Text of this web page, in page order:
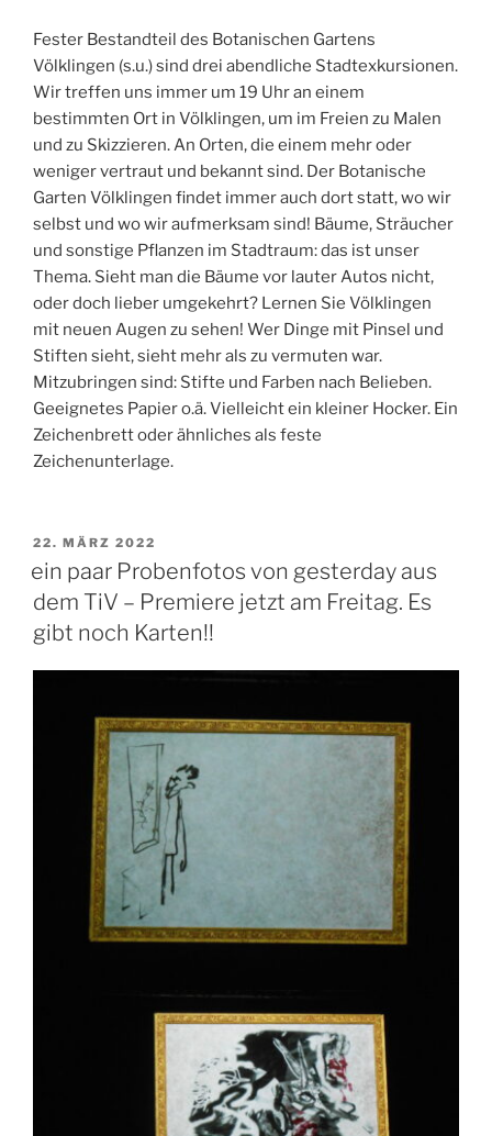
Fester Bestandteil des Botanischen Gartens
Völklingen (s.u.) sind drei abendliche Stadtexkursionen.
Wir treffen uns immer um 19 Uhr an einem
bestimmten Ort in Völklingen, um im Freien zu Malen
und zu Skizzieren. An Orten, die einem mehr oder
weniger vertraut und bekannt sind. Der Botanische
Garten Völklingen findet immer auch dort statt, wo wir
selbst und wo wir aufmerksam sind! Bäume, Sträucher
und sonstige Pflanzen im Stadtraum: das ist unser
Thema. Sieht man die Bäume vor lauter Autos nicht,
oder doch lieber umgekehrt? Lernen Sie Völklingen
mit neuen Augen zu sehen! Wer Dinge mit Pinsel und
Stiften sieht, sieht mehr als zu vermuten war.
Mitzubringen sind: Stifte und Farben nach Belieben.
Geeignetes Papier o.ä. Vielleicht ein kleiner Hocker. Ein
Zeichenbrett oder ähnliches als feste
Zeichenunterlage.
VERÖFFENTLICHT
AM
22. MÄRZ 2022
ein paar Probenfotos von gesterday aus
dem TiV – Premiere jetzt am Freitag. Es
gibt noch Karten!!